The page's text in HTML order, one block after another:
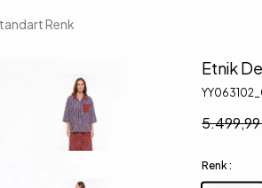
Renk
Etnik
5.499,99
Renk :